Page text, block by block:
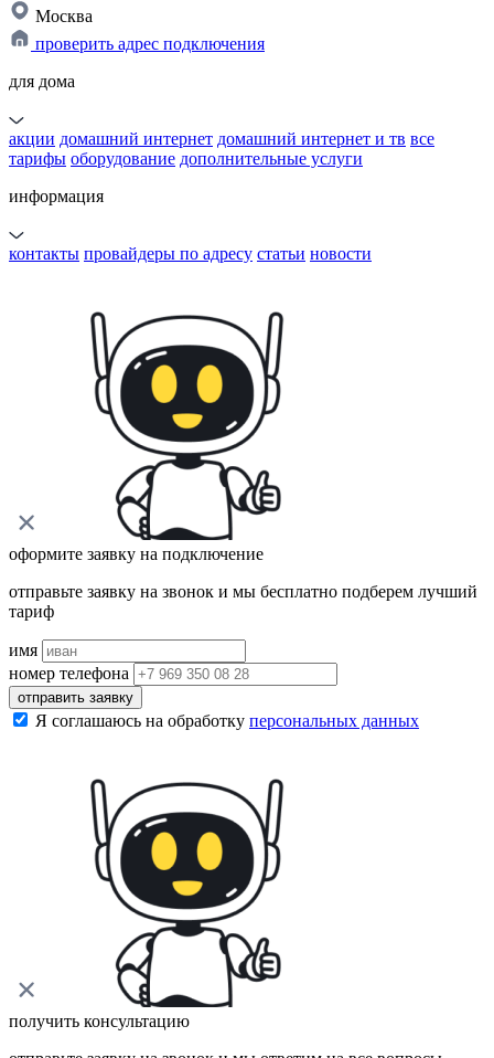
Москва
проверить адрес подключения
для дома
акции домашний интернет домашний интернет и тв все
тарифы оборудование дополнительные услуги
информация
контакты провайдеры по адресу статьи новости
оформите заявку на подключение
отправьте заявку на звонок и мы бесплатно подберем лучший
тариф
имя
номер телефона
отправить заявку
Я соглашаюсь на обработку персональных данных
получить консультацию